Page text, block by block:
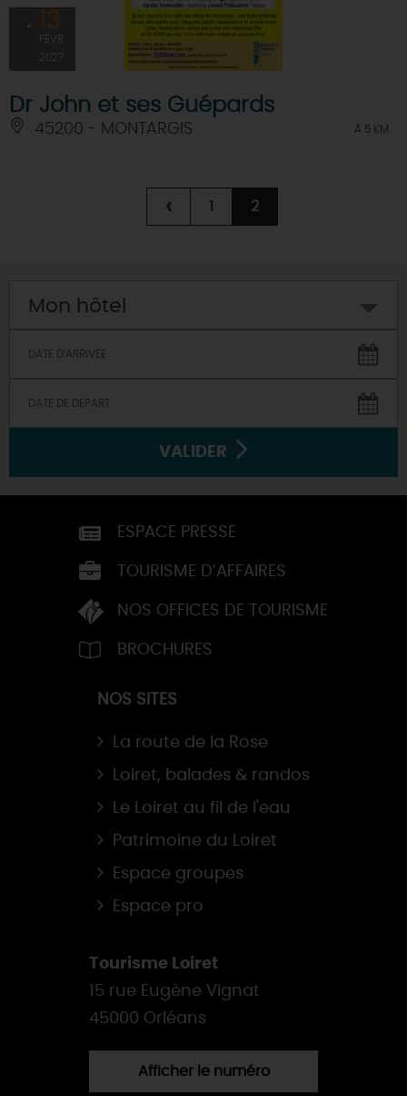
13
FÉVR
2027
Dr John et ses Guépards
45200 - MONTARGIS À 5 KM
‹ 1 2
Mon hôtel
VALIDER
ESPACE PRESSE
TOURISME D’AFFAIRES
NOS OFFICES DE TOURISME
BROCHURES
NOS SITES
La route de la Rose
Loiret, balades & randos
Le Loiret au fil de l'eau
Patrimoine du Loiret
Espace groupes
Espace pro
Tourisme Loiret
15 rue Eugène Vignat
45000 Orléans
Afficher le numéro